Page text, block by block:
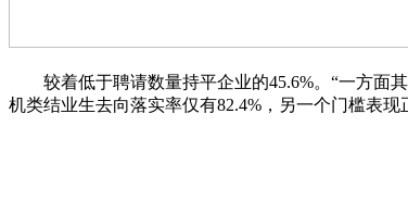
较着低于聘请数量持平企业的45.6%。“一方面其
机类结业生去向落实率仅有82.4%，另一个门槛表